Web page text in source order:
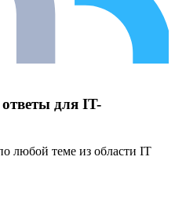
для IT-
любой теме из области IT